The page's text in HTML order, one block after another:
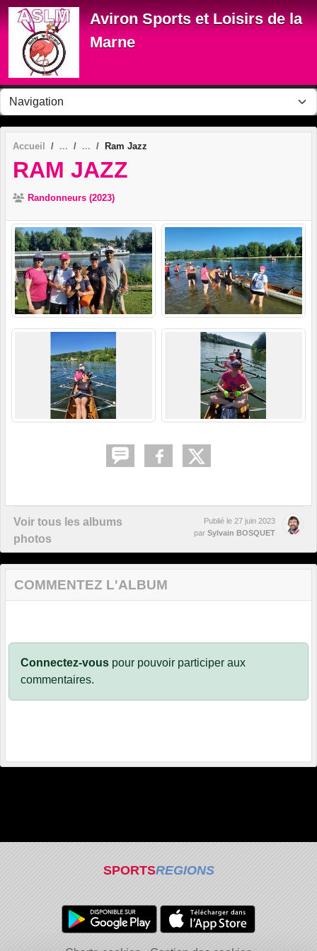
Aviron Sports et Loisirs de la
Marne
Accueil Ram Jazz
RAM JAZZ
Randonneurs (2023)
Voir tous les albums
photos
Publié le 27 juin 2023
par Sylvain BOSQUET
COMMENTEZ L'ALBUM
Connectez-vous pour pouvoir participer aux
commentaires.
SPORTSREGIONS
Panneau de gestion des cookies